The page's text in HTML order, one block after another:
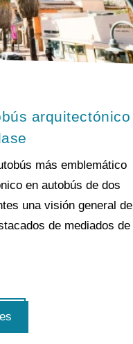
arquitectónico
más emblemático
en autobús de dos
una visión general de
de mediados de